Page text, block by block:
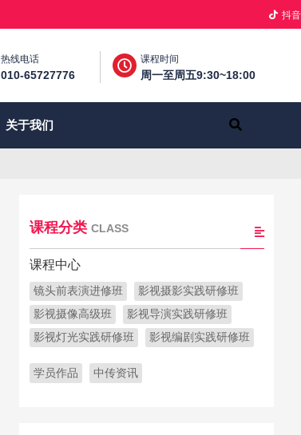
抖音
热线电话
010-65727776
课程时间
周一至周五9:30~18:00
关于我们
课程分类 CLASS
课程中心
镜头前表演进修班
影视摄影实践研修班
影视摄像高级班
影视导演实践研修班
影视灯光实践研修班
影视编剧实践研修班
学员作品 中传资讯